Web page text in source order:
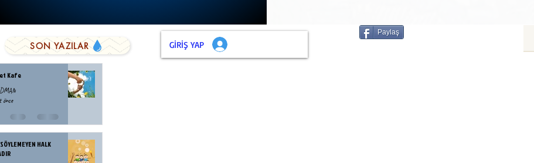
GİRİŞ YAP
SON YAZILAR
Kafe
önce
HALK
Paylaş